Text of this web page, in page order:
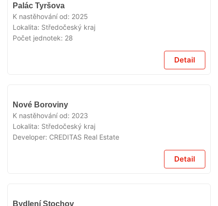
Palác Tyršova
K nastěhování od: 2025
Lokalita: Středočeský kraj
Počet jednotek: 28
Detail
Nové Boroviny
K nastěhování od: 2023
Lokalita: Středočeský kraj
Developer: CREDITAS Real Estate
Detail
Bydlení Stochov